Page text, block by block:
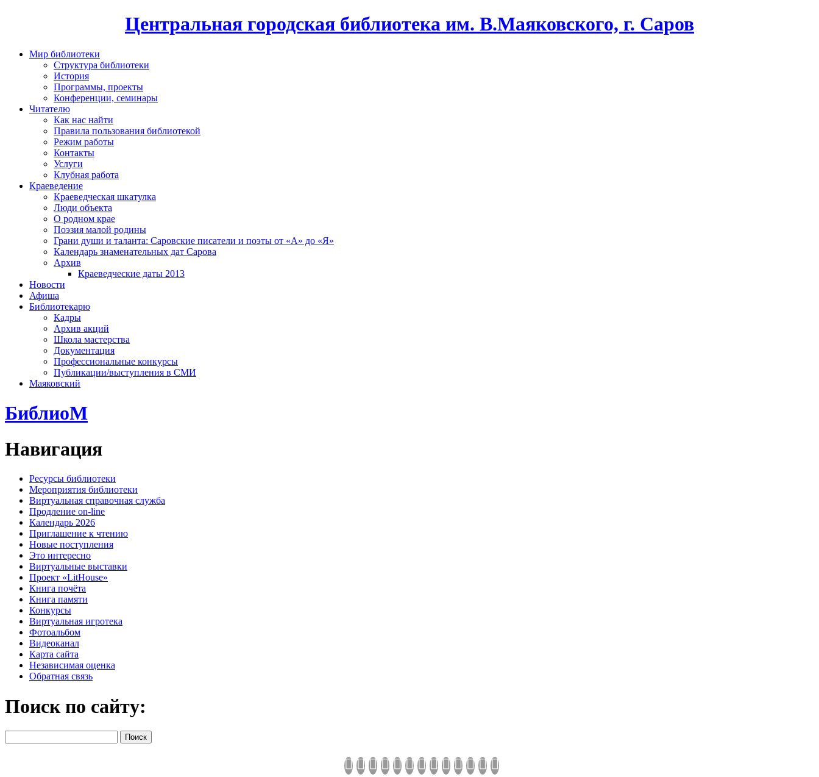
Центральная городская библиотека им. В.Маяковского, г. Саров
Мир библиотеки
Структура библиотеки
История
Программы, проекты
Конференции, семинары
Читателю
Как нас найти
Правила пользования библиотекой
Режим работы
Контакты
Услуги
Клубная работа
Краеведение
Краеведческая шкатулка
Люди объекта
О родном крае
Поэзия малой родины
Грани души и таланта: Саровские писатели и поэты от «А» до «Я»
Календарь знаменательных дат Сарова
Архив
Краеведческие даты 2013
Новости
Афиша
Библиотекарю
Кадры
Архив акций
Школа мастерства
Документация
Профессиональные конкурсы
Публикации/выступления в СМИ
Маяковский
БиблиоМ
Навигация
Ресурсы библиотеки
Мероприятия библиотеки
Виртуальная справочная служба
Продление on-line
Календарь 2026
Приглашение к чтению
Новые поступления
Это интересно
Виртуальные выставки
Проект «LitHouse»
Книга почёта
Книга памяти
Конкурсы
Виртуальная игротека
Фотоальбом
Видеоканал
Карта сайта
Независимая оценка
Обратная связь
Поиск по сайту: